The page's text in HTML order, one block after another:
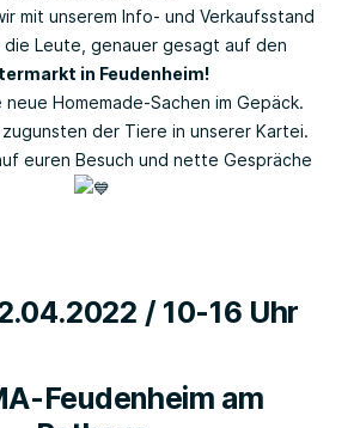
mit unserem Info- und Verkaufsstand
Leute, genauer gesagt auf den
in Feudenheim!
neue Homemade-Sachen im Gepäck.
zugunsten der Tiere in unserer Kartei.
euren Besuch und nette Gespräche
/ 10-16 Uhr
Feudenheim am